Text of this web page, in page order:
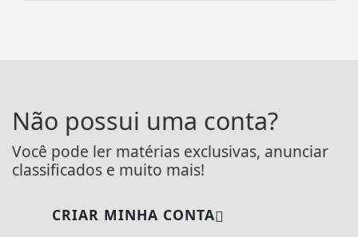
Não possui uma conta?
Você pode ler matérias exclusivas, anunciar
classificados e muito mais!
CRIAR MINHA CONTA